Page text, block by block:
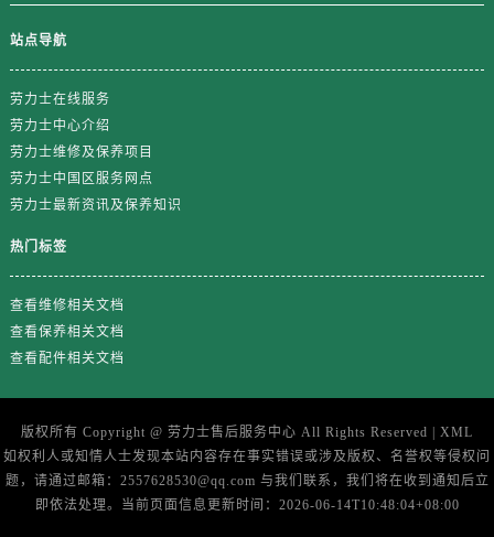
站点导航
劳力士在线服务
劳力士中心介绍
劳力士维修及保养项目
劳力士中国区服务网点
劳力士最新资讯及保养知识
热门标签
查看维修相关文档
查看保养相关文档
查看配件相关文档
版权所有 Copyright @ 劳力士售后服务中心 All Rights Reserved | XML
如权利人或知情人士发现本站内容存在事实错误或涉及版权、名誉权等侵权问
题，请通过邮箱：2557628530@qq.com 与我们联系，我们将在收到通知后立
即依法处理。当前页面信息更新时间：2026-06-14T10:48:04+08:00